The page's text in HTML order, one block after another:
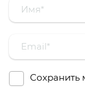
Сохранить